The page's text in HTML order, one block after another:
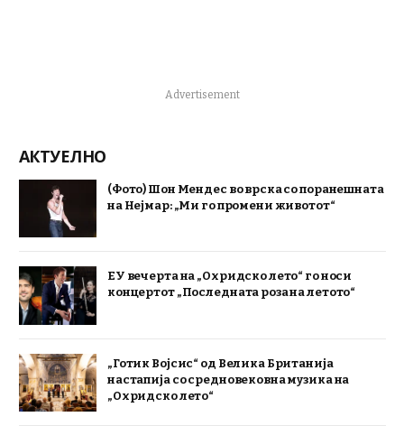
Advertisement
АКТУЕЛНО
(Фото) Шон Мендес во врска со поранешната
на Нејмар: „Ми го промени животот“
ЕУ вечерта на „Охридско лето“ го носи
концертот „Последната роза на летото“
„Готик Војсис“ од Велика Британија
настапија со средновековна музика на
„Охридско лето“